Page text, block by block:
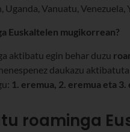
Uganda, Vanuatu, Venezuela,
Euskaltelen mugikorrean?
aktibatu egin behar duzu
daukazu
1. eremua, 2. eremua eta 3.
roaminga